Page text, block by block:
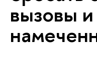
вызовы